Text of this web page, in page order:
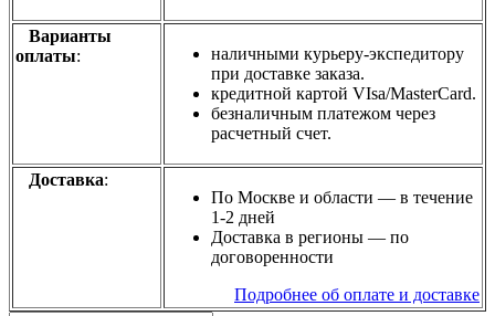
Варианты
оплаты:
наличными курьеру-экспедитору
при доставке заказа.
кредитной картой VIsa/MasterСard.
безналичным платежом через
расчетный счет.
Доставка:
По Москве и области — в течение
1-2 дней
Доставка в регионы — по
договоренности
Подробнее об оплате и доставке